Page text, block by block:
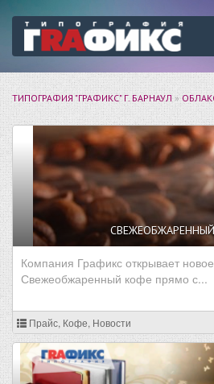
ТИПОГРАФИЯ "ГРАФИКС" Г. БАРНАУЛ»
Компания Графикс открывает
Свежеобжаренный кофе прямо с...
Прайс, Кофе, Новости